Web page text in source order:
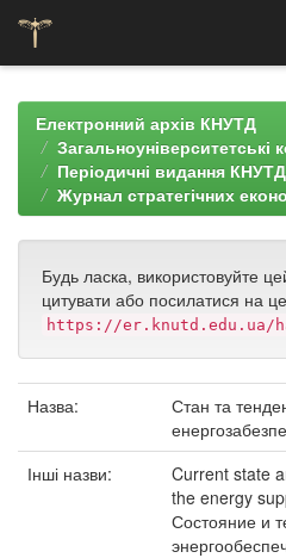
navigationЕлектронний архів КНУТД
Загальноуніверситетські
Періодичні видання КНУТД
Журнал стратегічних
Будь ласка, використовуйте
цитувати або посилатися на
https://er.knutd.edu.ua/
Назва:
Стан та
Інші назви:
Current state
the energy
Состояние и